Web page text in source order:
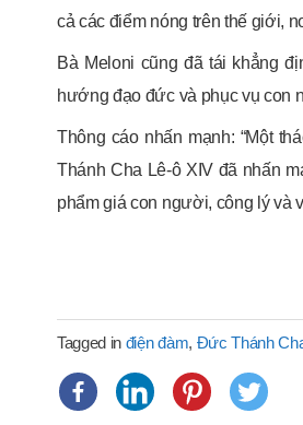
cả các điểm nóng trên thế giới,
Bà Meloni cũng đã tái khẳng
hướng đạo đức và phục vụ con
Thông cáo nhấn mạnh: “Một
Thánh Cha Lê-ô XIV đã nhấn
phẩm giá con người, công lý và
Tagged in điện đàm, Đức Thánh